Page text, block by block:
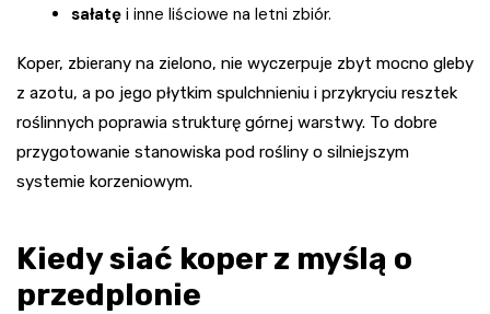
sałatę i inne liściowe na letni zbiór.
Koper, zbierany na zielono, nie wyczerpuje zbyt mocno gleby
z azotu, a po jego płytkim spulchnieniu i przykryciu resztek
roślinnych poprawia strukturę górnej warstwy. To dobre
przygotowanie stanowiska pod rośliny o silniejszym
systemie korzeniowym.
Kiedy siać koper z myślą o
przedplonie